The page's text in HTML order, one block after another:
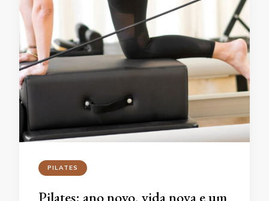
PILATES
Pilates: ano novo, vida nova e um